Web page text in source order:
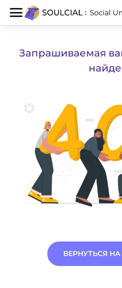
Запрашиваемая
ВЕРНУТЬСЯ